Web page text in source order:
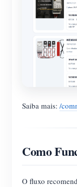
Saiba mais: /
Como
O fluxo